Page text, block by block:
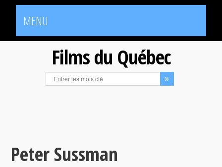
MENU
Films du Québec
Peter Sussman